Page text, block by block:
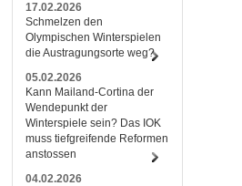
17.02.2026
Schmelzen den
Olympischen Winterspielen
die Austragungsorte weg?
05.02.2026
Kann Mailand-Cortina der
Wendepunkt der
Winterspiele sein? Das IOK
muss tiefgreifende Reformen
anstossen
04.02.2026